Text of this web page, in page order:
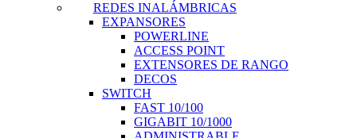
REDES INALÁMBRICAS
EXPANSORES
POWERLINE
ACCESS POINT
EXTENSORES DE RANGO
DECOS
SWITCH
FAST 10/100
GIGABIT 10/1000